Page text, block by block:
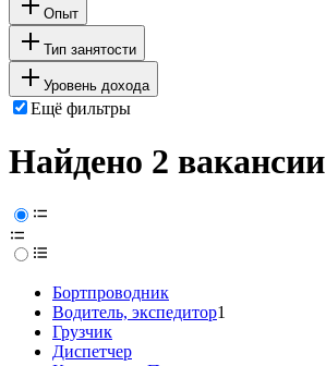
Опыт
Тип занятости
Уровень дохода
Ещё фильтры
Найдено 2 вакансии
Бортпроводник
Водитель, экспедитор1
Грузчик
Диспетчер